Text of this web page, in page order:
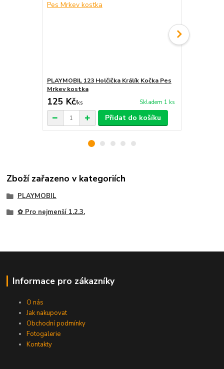
PLAYMOBIL 123 Holčička Králík Kočka Pes
Mrkev kostka
125 Kč/ks Skladem 1 ks
Přidat do košíku
Zboží zařazeno v kategoriích
PLAYMOBIL
✿ Pro nejmenší 1.2.3.
Informace pro zákazníky
O nás
Jak nakupovat
Obchodní podmínky
Fotogalerie
Kontakty